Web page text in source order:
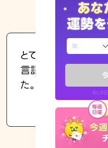
よくある質
えもじの子
お知らせ
とても的確で感じ
言語化してくれたの
た。